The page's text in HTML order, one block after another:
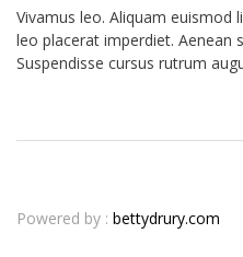
Vivamus leo. Aliquam euismod
leo placerat imperdiet. Aenean
Suspendisse cursus rutrum
Powered by : bettydrury.com